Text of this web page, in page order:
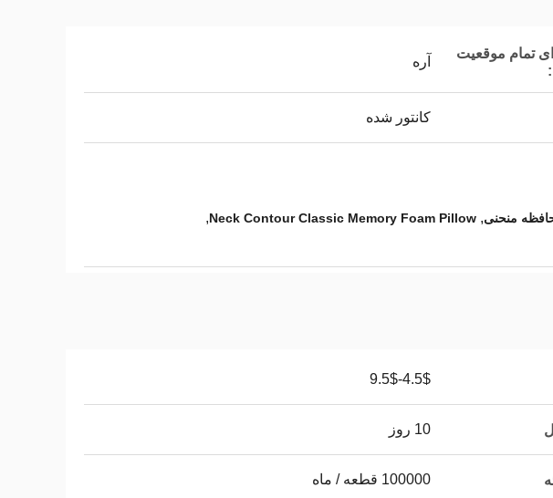
تمام موقعیت
آره
کانتور شده
منحنی,
Neck Contour Classic Memory Foam Pillow
,
4.5$-9.5$
10 روز
100000 قطعه / ماه